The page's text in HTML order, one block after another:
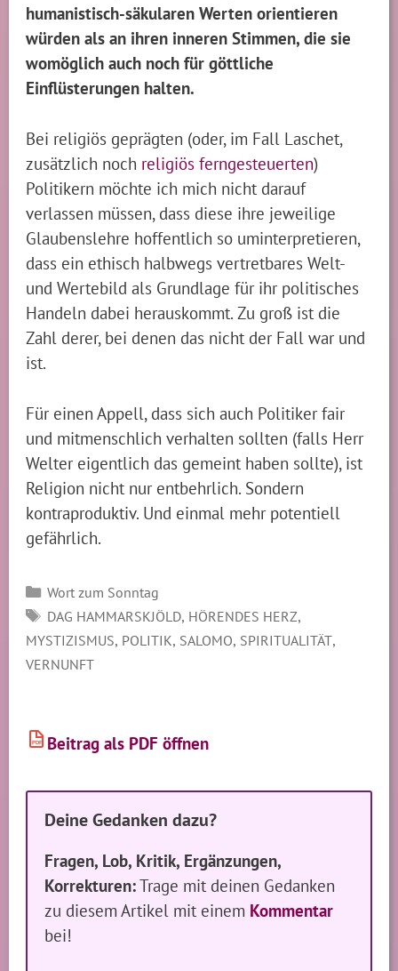
humanistisch-säkularen Werten orientieren
würden als an ihren inneren Stimmen, die sie
womöglich auch noch für göttliche
Einflüsterungen halten.
Bei religiös geprägten (oder, im Fall Laschet,
zusätzlich noch religiös ferngesteuerten)
Politikern möchte ich mich nicht darauf
verlassen müssen, dass diese ihre jeweilige
Glaubenslehre hoffentlich so uminterpretieren,
dass ein ethisch halbwegs vertretbares Welt-
und Wertebild als Grundlage für ihr politisches
Handeln dabei herauskommt. Zu groß ist die
Zahl derer, bei denen das nicht der Fall war und
ist.
Für einen Appell, dass sich auch Politiker fair
und mitmenschlich verhalten sollten (falls Herr
Welter eigentlich das gemeint haben sollte), ist
Religion nicht nur entbehrlich. Sondern
kontraproduktiv. Und einmal mehr potentiell
gefährlich.
Kategorien
Wort zum Sonntag
SCHLAGWÖRTER
DAG HAMMARSKJÖLD, HÖRENDES HERZ,
MYSTIZISMUS, POLITIK, SALOMO, SPIRITUALITÄT,
VERNUNFT
PDF Beitrag als PDF öffnen
Deine Gedanken dazu?
Fragen, Lob, Kritik, Ergänzungen,
Korrekturen:Trage mit deinen Gedanken
zu diesem Artikel mit einem Kommentar
bei!